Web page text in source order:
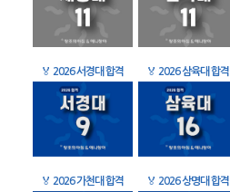
🏅 2026 서경대 합격 🏅 2026 삼육대 합격
🏅 2026 가천대 합격 🏅 2026 상명대 합격